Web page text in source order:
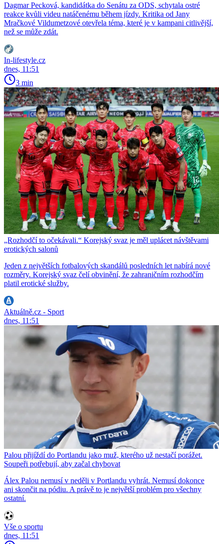
Dagmar Pecková, kandidátka do Senátu za ODS, schytala ostré
reakce kvůli videu natáčenému během jízdy. Kritika od Jany
Mračkové Vildumetzové otevřela téma, které je v kampani citlivější,
než se může zdát.
In-lifestyle.cz
dnes, 11:51
3 min
„Rozhodčí to očekávali.“ Korejský svaz je měl uplácet návštěvami
erotických salonů
Jeden z největších fotbalových skandálů posledních let nabírá nové
rozměry. Korejský svaz čelí obvinění, že zahraničním rozhodčím
platil erotické služby.
Aktuálně.cz - Sport
dnes, 11:51
Palou přijíždí do Portlandu jako muž, kterého už nestačí porážet.
Soupeři potřebují, aby začal chybovat
Álex Palou nemusí v neděli v Portlandu vyhrát. Nemusí dokonce
ani skončit na pódiu. A právě to je největší problém pro všechny
ostatní.
Vše o sportu
dnes, 11:51